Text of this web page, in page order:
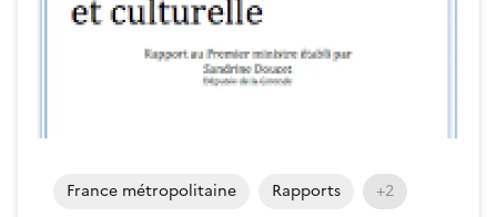
France métropolitaine Rapports +2